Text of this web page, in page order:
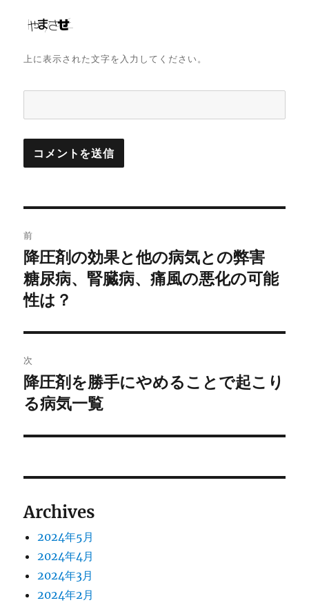
上に表示された文字を入力してください。
稿
ナ
ビ
ゲ
ー
シ
前
前
の
投
降圧剤の効果と他の病気との弊害
糖尿病、腎臓病、痛風の悪化の可能
性は？
次
次
の
稿:
降圧剤を勝手にやめることで起こり
る病気一覧
Archives
2024年5月
2024年4月
2024年3月
2024年2月